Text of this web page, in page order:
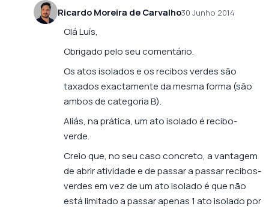
Ricardo Moreira de Carvalho30 Junho 2014
Olá Luís,
Obrigado pelo seu comentário.
Os atos isolados e os recibos verdes são
taxados exactamente da mesma forma (são
ambos de categoria B).
Aliás, na prática, um ato isolado é recibo-
verde.
Creio que, no seu caso concreto, a vantagem
de abrir atividade e de passar a passar recibos-
verdes em vez de um ato isolado é que não
está limitado a passar apenas 1 ato isolado por